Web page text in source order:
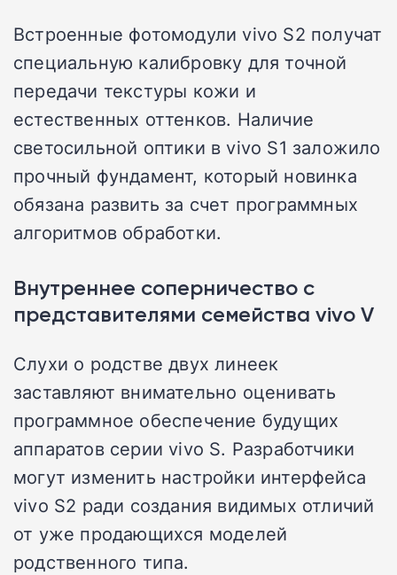
Встроенные фотомодули vivo S2 получат
специальную калибровку для точной
передачи текстуры кожи и
естественных оттенков. Наличие
светосильной оптики в vivo S1 заложило
прочный фундамент, который новинка
обязана развить за счет программных
алгоритмов обработки.
Внутреннее соперничество с
представителями семейства vivo V
Слухи о родстве двух линеек
заставляют внимательно оценивать
программное обеспечение будущих
аппаратов серии vivo S. Разработчики
могут изменить настройки интерфейса
vivo S2 ради создания видимых отличий
от уже продающихся моделей
родственного типа.